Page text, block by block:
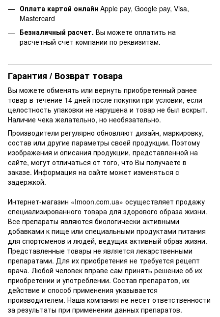
Оплата картой онлайн Apple pay, Google pay, Visa,
Mastercard
Безналичный расчет. Вы можете оплатить на
расчетный счет компании по реквизитам.
Гарантия / Возврат товара
Вы можете обменять или вернуть приобретенный ранее
товар в течение 14 дней после покупки при условии, если
целостность упаковки не нарушена и товар не был вскрыт.
Наличие чека желательно, но необязательно.
Производители регулярно обновляют дизайн, маркировку,
состав или другие параметры своей продукции. Поэтому
изображения и описания продукции, представленной на
сайте, могут отличаться от того, что Вы получаете в
заказе. Информация на сайте может изменяться с
задержкой.
Интернет-магазин «Imoon.com.ua» осуществляет продажу
специализированного товара для здорового образа жизни.
Все препараты являются биологически активными
добавками к пище или специальными продуктами питания
для спортсменов и людей, ведущих активный образ жизни.
Представленные товары не является лекарственными
препаратами. Для их приобретения не требуется рецепт
врача. Любой человек вправе сам принять решение об их
приобретении и употреблении. Состав препаратов, их
действие и способ применения указывается
производителем. Наша компания не несет ответственности
за результаты при применении данных препаратов.